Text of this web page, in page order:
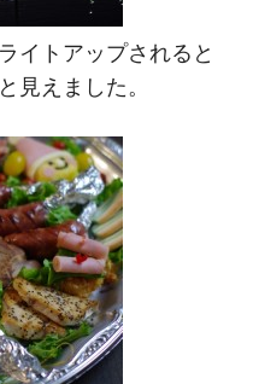
イトアップされると
見えました。